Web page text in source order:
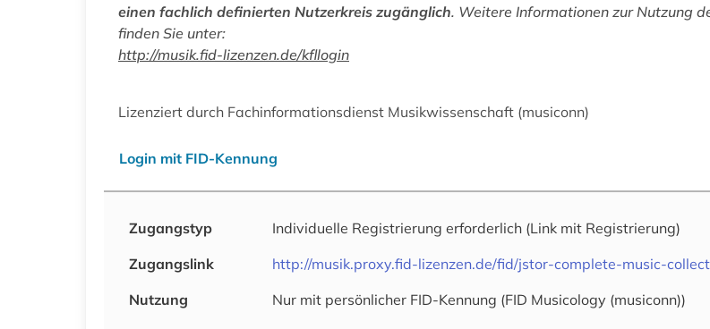
einen fachlich definierten Nutzerkreis zugänglich. Weitere Informationen zur Nutzung
finden Sie unter:
http://musik.fid-lizenzen.de/kfllogin
Lizenziert durch Fachinformationsdienst Musikwissenschaft (musiconn)
Login mit FID-Kennung
Zugangstyp Individuelle Registrierung erforderlich (Link mit Registrierung)
Zugangslink
http://musik.proxy.fid-lizenzen.de/fid/jstor-complete-music-
Nutzung
Nur mit persönlicher FID-Kennung (FID Musicology (musiconn))